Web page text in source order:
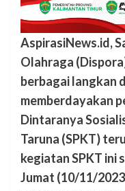
AspirasiNews.id,
Olahraga
berbagai langkan
memberdayakan
Dintaranya
Taruna (SPKT)
kegiatan SPKT ini
Jumat (10/11/